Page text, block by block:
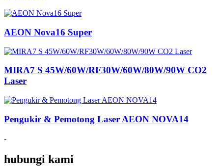
AEON Nova16 Super
MIRA7 S 45W/60W/RF30W/60W/80W/90W CO2
Laser
Pengukir & Pemotong Laser AEON NOVA14
-
hubungi kami